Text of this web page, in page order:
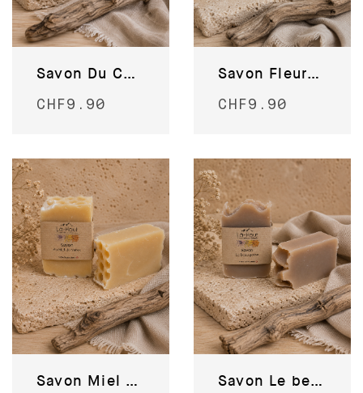
Savon Du Cœur du Valais
CHF 9.90
Savon Fleurs des Alpes
CHF 9.90
Savon Miel du Valais Savon Le beau gosse